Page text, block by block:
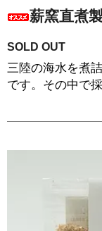
薪窯直煮
SOLD OUT
三陸の海水を煮
です。その中で